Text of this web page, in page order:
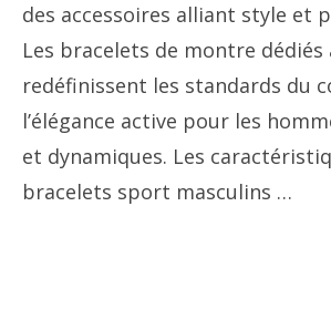
des accessoires alliant style et
Les bracelets de montre
redéfinissent les standards du
l’élégance active pour les
et dynamiques. Les
bracelets sport masculins …